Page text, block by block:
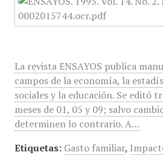
La revista ENSAYOS publica
campos de la economía, la
sociales y la educación. Se editó
meses de 01, 05 y 09; salvo
determinen lo contrario. A…
Etiquetas: Gasto familiar,